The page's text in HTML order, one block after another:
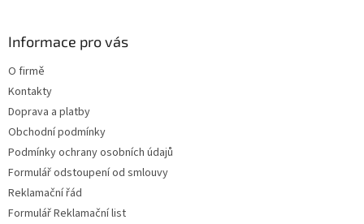
Informace pro vás
O firmě
Kontakty
Doprava a platby
Obchodní podmínky
Podmínky ochrany osobních údajů
Formulář odstoupení od smlouvy
Reklamační řád
Formulář Reklamační list